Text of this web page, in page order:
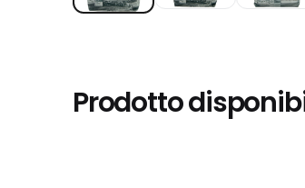
Prodotto